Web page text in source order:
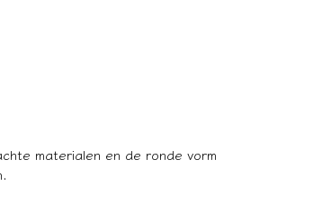
materialen en de ronde vorm